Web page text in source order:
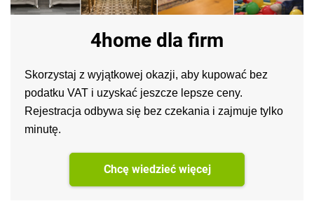
4home dla firm
Skorzystaj z wyjątkowej okazji, aby kupować bez
podatku VAT i uzyskać jeszcze lepsze ceny.
Rejestracja odbywa się bez czekania i zajmuje tylko
minutę.
Chcę wiedzieć więcej